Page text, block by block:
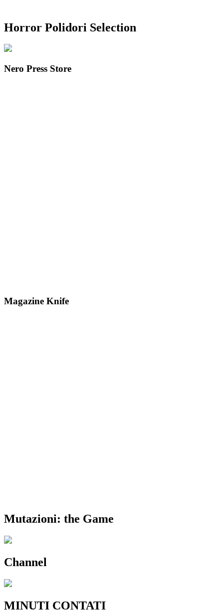
Horror Polidori Selection
Nero Press Store
Magazine Knife
Mutazioni: the Game
Channel
MINUTI CONTATI